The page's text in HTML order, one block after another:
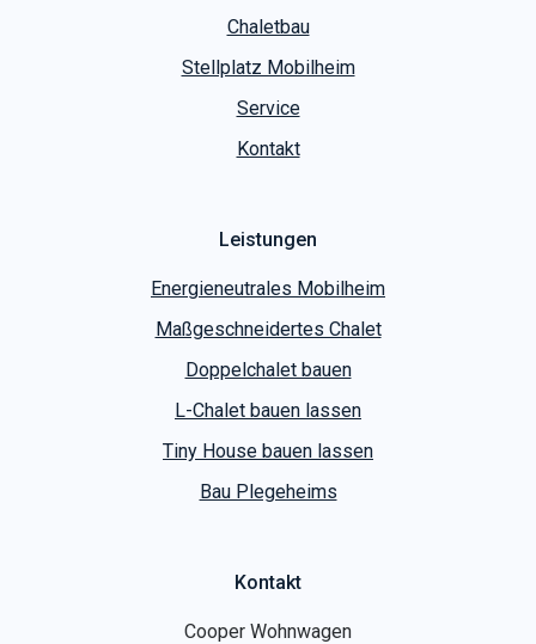
Chaletbau
Stellplatz Mobilheim
Service
Kontakt
Leistungen
Energieneutrales Mobilheim
Maßgeschneidertes Chalet
Doppelchalet bauen
L-Chalet bauen lassen
Tiny House bauen lassen
Bau Plegeheims
Kontakt
Cooper Wohnwagen